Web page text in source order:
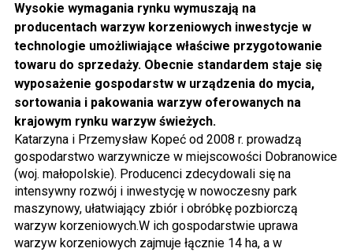
Wysokie wymagania rynku wymuszają na
producentach warzyw korzeniowych inwestycje w
technologie umożliwiające właściwe przygotowanie
towaru do sprzedaży. Obecnie standardem staje się
wyposażenie gospodarstw w urządzenia do mycia,
sortowania i pakowania warzyw oferowanych na
krajowym rynku warzyw świeżych.
Katarzyna i Przemysław Kopeć od 2008 r. prowadzą
gospodarstwo warzywnicze w miejscowości Dobranowice
(woj. małopolskie). Producenci zdecydowali się na
intensywny rozwój i inwestycję w nowoczesny park
maszynowy, ułatwiający zbiór i obróbkę pozbiorczą
warzyw korzeniowych.W ich gospodarstwie uprawa
warzyw korzeniowych zajmuje łącznie 14 ha, a w